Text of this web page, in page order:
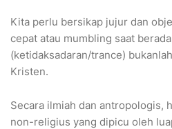
Kita perlu bersikap jujur dan
cepat atau mumbling saat
(ketidaksadaran/trance)
Kristen.
Secara ilmiah dan antropologis,
non-religius yang dipicu oleh